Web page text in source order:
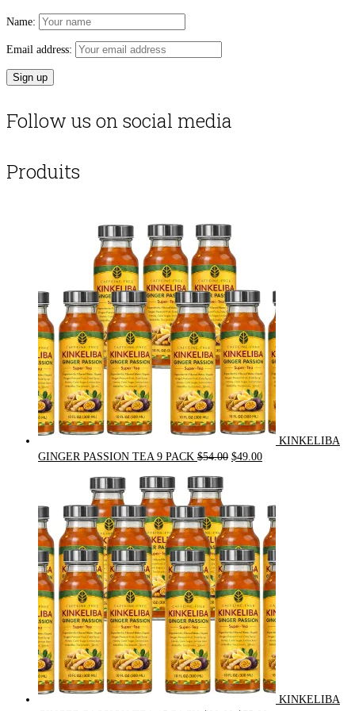
Name:
Email address:
Follow us on social media
Produits
KINKELIBA
GINGER PASSION TEA 9 PACK $54.00 Original
$54.00.
$49.00Current
$49.00.
KINKELIBA